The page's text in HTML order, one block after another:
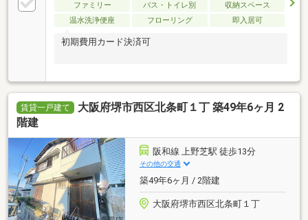
ファミリー バス・トイレ別
収納スペース
温水洗浄便座
フローリング 即入居可
初期費用カード決済可
賃貸一戸建て
大阪府堺市西区北条町１丁 築49年6ヶ月 2
階建
阪和線 上野芝駅 徒歩13分
その他の交通
築49年6ヶ月 / 2階建
大阪府堺市西区北条町１丁